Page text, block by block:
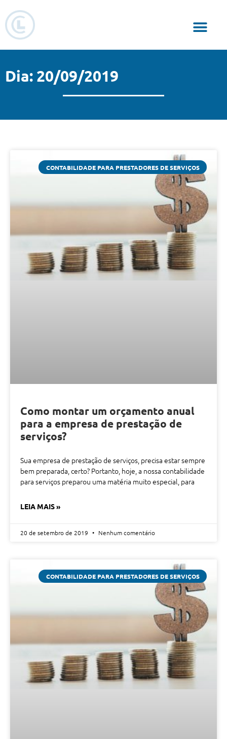
Dia: 20/09/2019
CONTABILIDADE PARA PRESTADORES DE SERVIÇOS
Como montar um orçamento anual
para a empresa de prestação de
serviços?
Sua empresa de prestação de serviços, precisa estar sempre
bem preparada, certo? Portanto, hoje, a nossa contabilidade
para serviços preparou uma matéria muito especial, para
LEIA MAIS »
20 de setembro de 2019 Nenhum comentário
CONTABILIDADE PARA PRESTADORES DE SERVIÇOS